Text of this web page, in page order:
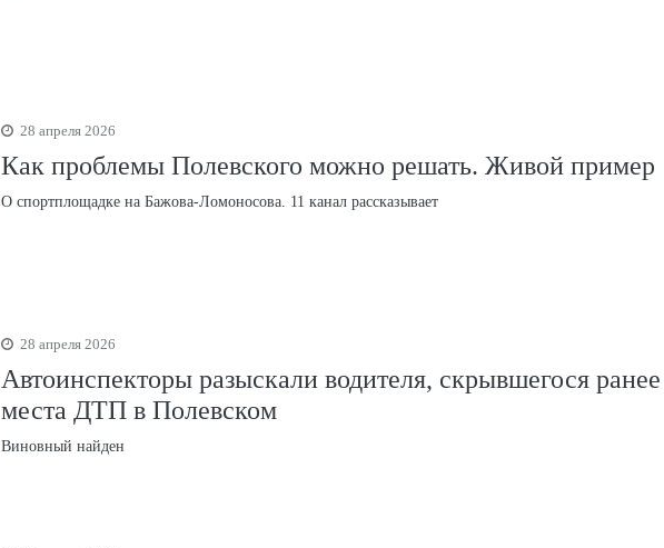
28 апреля 2026
Как проблемы Полевского можно решать. Живой пример
О спортплощадке на Бажова-Ломоносова. 11 канал рассказывает
28 апреля 2026
Автоинспекторы разыскали водителя, скрывшегося
места ДТП в Полевском
Виновный найден